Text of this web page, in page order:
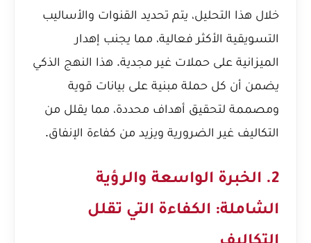
خلال هذا التحليل، يتم تحديد القنوات والأساليب
التسويقية الأكثر فعالية، مما يجنب إهدار
الميزانية على حملات غير مجدية. هذا النهج الذكي
يضمن أن كل حملة مبنية على بيانات قوية
ومصممة لتحقيق أهداف محددة، مما يقلل من
التكاليف غير الضرورية ويزيد من كفاءة الإنفاق.
2. الخبرة الواسعة والرؤية
الشاملة: الكفاءة التي تقلل